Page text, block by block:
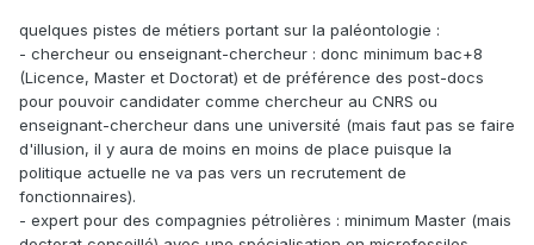
quelques pistes de métiers portant sur la paléontologie :
- chercheur ou enseignant-chercheur : donc minimum bac+8
(Licence, Master et Doctorat) et de préférence des post-docs
pour pouvoir candidater comme chercheur au CNRS ou
enseignant-chercheur dans une université (mais faut pas se faire
d'illusion, il y aura de moins en moins de place puisque la
politique actuelle ne va pas vers un recrutement de
fonctionnaires).
- expert pour des compagnies pétrolières : minimum Master (mais